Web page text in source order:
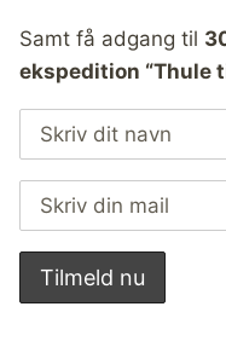
Samt få adgang til
ekspedition “Thule